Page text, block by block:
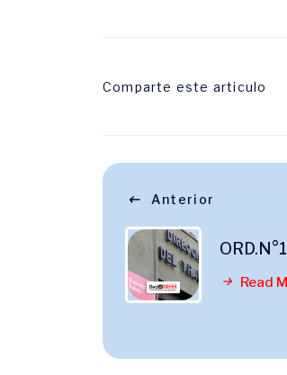
Comparte este articulo
Anterior
Read